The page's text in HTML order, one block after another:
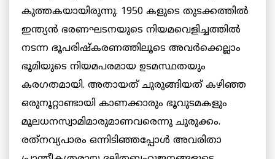
കുത്തകയായിരുന്നു. 1950 കളുടെ തുടക്കത്തില്‍
ഇന്ത്യന്‍ ഭരണഘടനയുടെ നിയമവെളിച്ചത്തില്‍
നടന്ന ഭൂപരിഷ്‌കരണത്തിലൂടെ അവര്‍ക്കെല്ലാം
ഭൂമിയുടെ നിയമപരമായ ഉടമസ്ഥതയും
കരഗതമായി. അതായത് ചുരുങ്ങിയത് കഴിഞ്ഞ
ഒരുനൂറ്റാണ്ടായി കാണക്കാരും ഭൂവുടമകളും
മൂലധനസ്വാമിമാരുമാണവരെന്നു ചുരുക്കം.
രത്‌നവ്യപാരം ഒന്നിടിഞ്ഞപ്പോള്‍ അവരിതാ